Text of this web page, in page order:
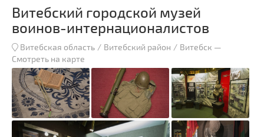
Музеи
Замки и дворцы
Военная история
Гражданская архитектура
Витебский городской музей
воинов-интернационалистов
Витебская область Витебский район Витебск —
Смотреть на карте